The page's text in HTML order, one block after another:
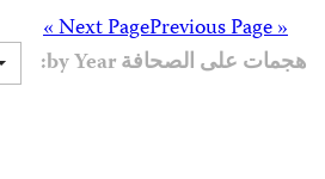
Posts
Next Page »
« Previous Page
هجمات على الصحافة by Year: